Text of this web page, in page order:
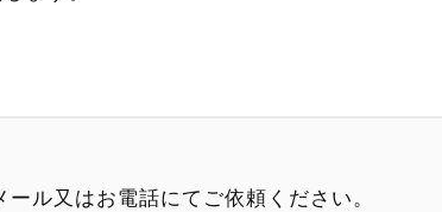
ール又はお電話にてご依頼ください。